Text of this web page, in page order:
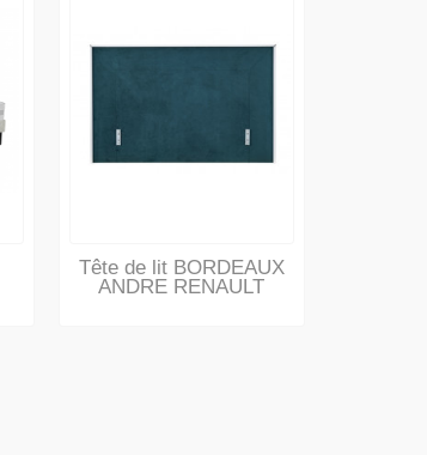
Tête de lit BORDEAUX
ANDRE RENAULT